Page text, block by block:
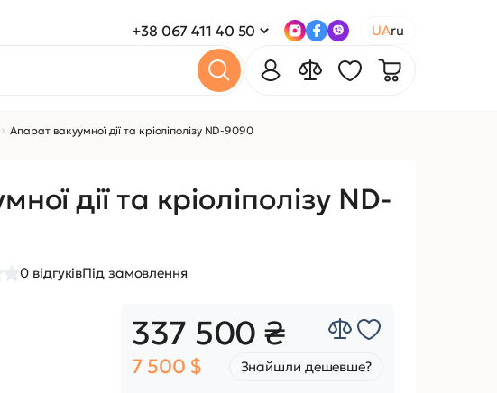
+38 067 411 40 50 UAru
Апарат вакуумної дії та кріоліполізу ND-9090
дії та кріоліполізу ND-
0 відгуківПід замовлення
337 500 ₴
7 500 $ Знайшли дешевше?